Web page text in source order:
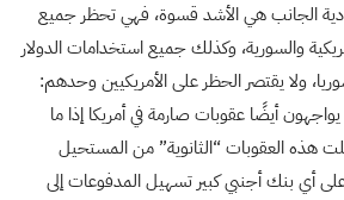
الجانب هي الأشد قسوة، فهي تحظر جميع
والسورية، وكذلك جميع استخدامات الدولار
ولا يقتصر الحظر على الأمريكيين وحدهم:
يواجهون أيضًا عقوبات صارمة في أمريكا إذا ما
هذه العقوبات “الثانوية” من المستحيل
أي بنك أجنبي كبير تسهيل المدفوعات إلى